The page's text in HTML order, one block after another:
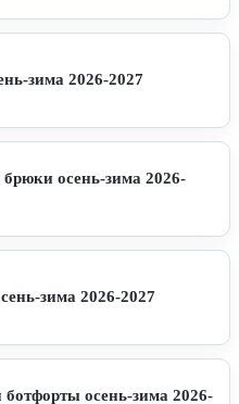
зима 2026-2027
осень-зима 2026-
зима 2026-2027
осень-зима 2026-